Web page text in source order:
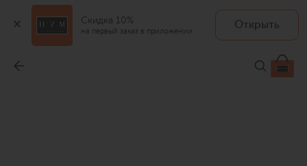
Скидка 10%
на первый заказ в приложении
Открыть
49 950 ₽